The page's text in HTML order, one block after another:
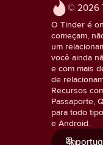
© 2026
O Tinder é
começam,
um
você ainda
e com mais
de
Recursos
Passaporte,
para todo
e Android.